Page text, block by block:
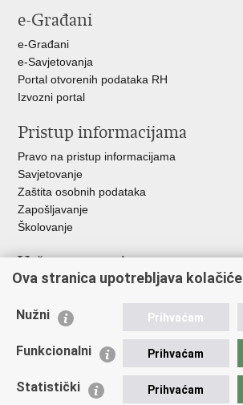
FacebookuTwitteru
e-Građani
e-Građani
e-Savjetovanja
Portal otvorenih podataka RH
Izvozni portal
Pristup informacijama
Pravo na pristup informacijama
Savjetovanje
Zaštita osobnih podataka
Zapošljavanje
Školovanje
Važne poveznice
Ministarstvo unutarnjih poslova
Udruge
Policijska akademija
Zaklada policijske solidarnosti
Ova stranica upotrebljava kolačiće
Nužni Prihvaćam
Funkcionalni Prihvaćam
Statistički Prihvaćam